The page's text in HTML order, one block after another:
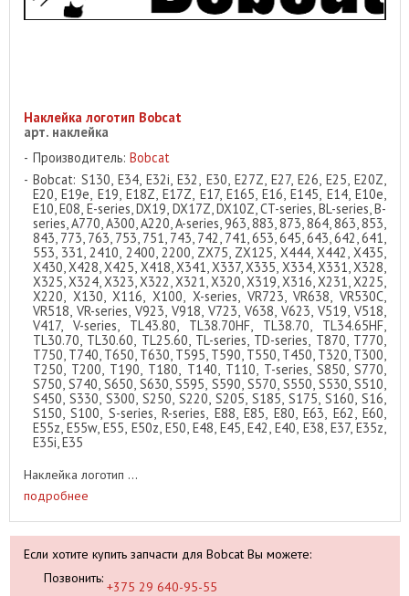
Наклейка логотип Bobcat
арт. наклейка
Производитель: Bobcat
Bobcat: S130, E34, E32i, E32, E30, E27Z, E27, E26, E25, E20Z,
E20, E19e, E19, E18Z, E17Z, E17, E165, E16, E145, E14, E10e,
E10, E08, E-series, DX19, DX17Z, DX10Z, CT-series, BL-series, B-
series, A770, A300, A220, A-series, 963, 883, 873, 864, 863, 853,
843, 773, 763, 753, 751, 743, 742, 741, 653, 645, 643, 642, 641,
553, 331, 2410, 2400, 2200, ZX75, ZX125, X444, X442, X435,
X430, X428, X425, X418, X341, X337, X335, X334, X331, X328,
X325, X324, X323, X322, X321, X320, X319, X316, X231, X225,
X220, X130, X116, X100, X-series, VR723, VR638, VR530C,
VR518, VR-series, V923, V918, V723, V638, V623, V519, V518,
V417, V-series, TL43.80, TL38.70HF, TL38.70, TL34.65HF,
TL30.70, TL30.60, TL25.60, TL-series, TD-series, T870, T770,
T750, T740, T650, T630, T595, T590, T550, T450, T320, T300,
T250, T200, T190, T180, T140, T110, T-series, S850, S770,
S750, S740, S650, S630, S595, S590, S570, S550, S530, S510,
S450, S330, S300, S250, S220, S205, S185, S175, S160, S16,
S150, S100, S-series, R-series, E88, E85, E80, E63, E62, E60,
E55z, E55w, E55, E50z, E50, E48, E45, E42, E40, E38, E37, E35z,
E35i, E35
Наклейка логотип ...
подробнее
Если хотите купить запчасти для Bobcat Вы можете:
Позвонить:
+375 29 640-95-55